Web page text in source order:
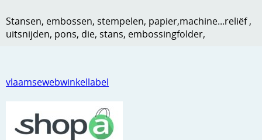
Netjes opbergen
Papier en karton
Ribbelaar
Speciaal papier
vlaamsewebwinkellabel
Stansen, embossen, stempelen, papier,machine...reliëf ,
uitsnijden, pons, die, stans, embossingfolder,